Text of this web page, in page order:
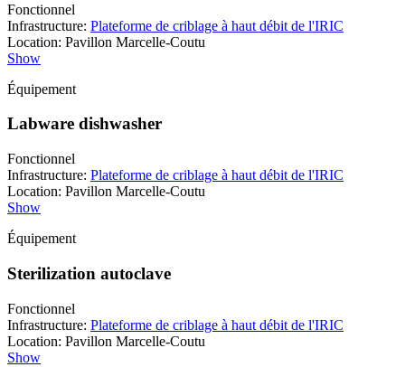
Fonctionnel
Infrastructure: Plateforme de criblage à haut débit de l'IRIC
Location: Pavillon Marcelle-Coutu
Show
Équipement
Labware dishwasher
Fonctionnel
Infrastructure: Plateforme de criblage à haut débit de l'IRIC
Location: Pavillon Marcelle-Coutu
Show
Équipement
Sterilization autoclave
Fonctionnel
Infrastructure: Plateforme de criblage à haut débit de l'IRIC
Location: Pavillon Marcelle-Coutu
Show